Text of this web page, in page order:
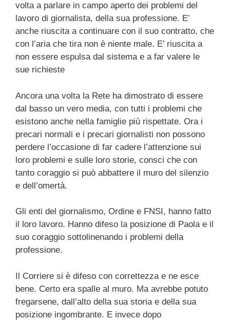
volta a parlare in campo aperto dei problemi del
lavoro di giornalista, della sua professione. E’
anche riuscita a continuare con il suo contratto, che
con l’aria che tira non è niente male. E’ riuscita a
non essere espulsa dal sistema e a far valere le
sue richieste
Ancora una volta la Rete ha dimostrato di essere
dal basso un vero media, con tutti i problemi che
esistono anche nella famiglie più rispettate. Ora i
precari normali e i precari giornalisti non possono
perdere l’occasione di far cadere l’attenzione sui
loro problemi e sulle loro storie, consci che con
tanto coraggio si può abbattere il muro del silenzio
e dell’omertà.
Gli enti del giornalismo, Ordine e FNSI, hanno fatto
il loro lavoro. Hanno difeso la posizione di Paola e il
suo coraggio sottolinenando i problemi della
professione.
Il Corriere si è difeso con correttezza e ne esce
bene. Certo era spalle al muro. Ma avrebbe potuto
fregarsene, dall’alto della sua storia e della sua
posizione ingombrante. E invece dopo